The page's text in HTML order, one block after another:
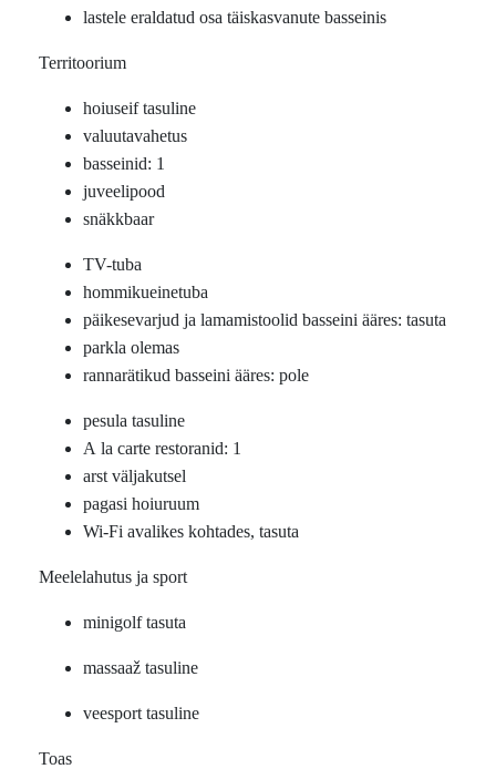
lastele eraldatud osa täiskasvanute basseinis
Territoorium
hoiuseif tasuline
valuutavahetus
basseinid: 1
juveelipood
snäkkbaar
TV-tuba
hommikueinetuba
päikesevarjud ja lamamistoolid basseini ääres: tasuta
parkla olemas
rannarätikud basseini ääres: pole
pesula tasuline
A la carte restoranid: 1
arst väljakutsel
pagasi hoiuruum
Wi-Fi avalikes kohtades, tasuta
Meelelahutus ja sport
minigolf tasuta
massaaž tasuline
veesport tasuline
Toas